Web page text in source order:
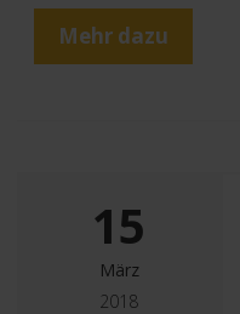
Mehr dazu
15
März
2018